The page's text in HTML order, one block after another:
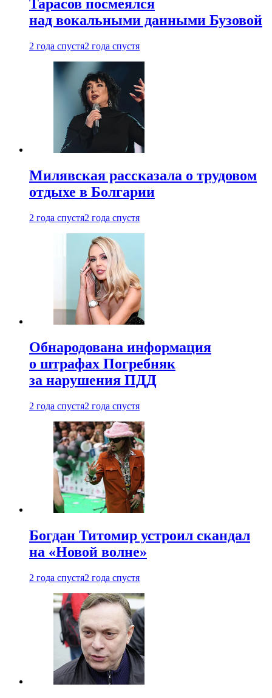
Тарасов посмеялся
над вокальными данными Бузовой
2 года спустя2 года спустя
Милявская рассказала о трудовом
отдыхе в Болгарии
2 года спустя2 года спустя
Обнародована информация
о штрафах Погребняк
за нарушения ПДД
2 года спустя2 года спустя
Богдан Титомир устроил скандал
на «Новой волне»
2 года спустя2 года спустя